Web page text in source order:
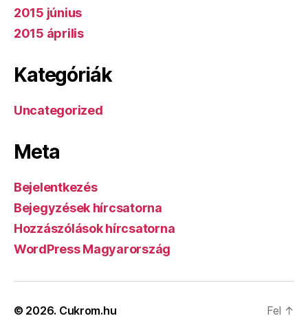
2015 június
2015 április
Kategóriák
Uncategorized
Meta
Bejelentkezés
Bejegyzések hírcsatorna
Hozzászólások hírcsatorna
WordPress Magyarország
© 2026. Cukrom.hu Fel ↑